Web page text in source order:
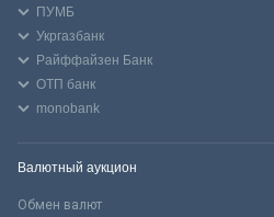
ПУМБ
Укргазбанк
Райффайзен Банк
ОТП банк
monobank
Валютный аукцион
Обмен валют